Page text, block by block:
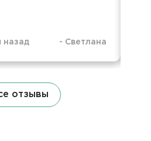
назад - Светлана
отзывы